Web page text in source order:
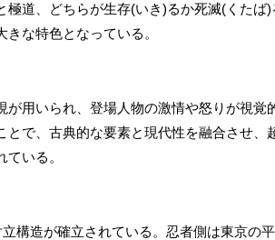
道、どちらが生存(いき)るか死滅(くたば
な特色となっている。
用いられ、登場人物の激情や怒りが視覚
で、古典的な要素と現代性を融合させ、
いる。
構造が確立されている。忍者側は東京の